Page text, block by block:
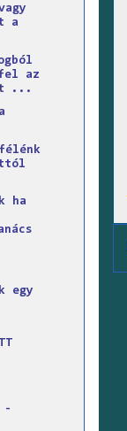
a
az
...
ha
egy
-